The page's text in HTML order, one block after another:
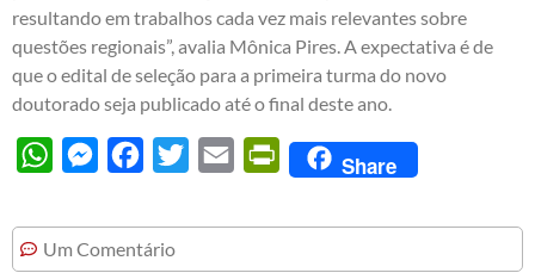
resultando em trabalhos cada vez mais relevantes sobre
questões regionais”, avalia Mônica Pires. A expectativa é de
que o edital de seleção para a primeira turma do novo
doutorado seja publicado até o final deste ano.
WhatsAppMessengerFacebook
Twitter Email PrintFriendly
Share
Um Comentário